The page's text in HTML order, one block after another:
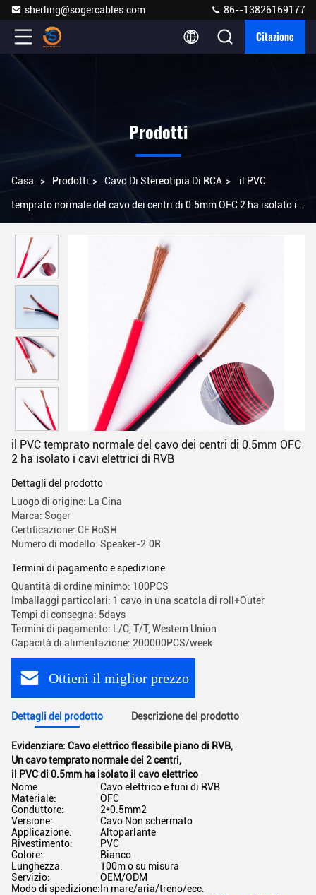
sherling@sogercables.com 86--13826169177
Citazione
Prodotti
Casa. > Prodotti > Cavo Di Stereotipia Di RCA > il PVC
temprato normale del cavo dei centri di 0.5mm OFC 2 ha isolato i
il PVC temprato normale del cavo dei centri di 0.5mm OFC
2 ha isolato i cavi elettrici di RVB
Dettagli del prodotto
Luogo di origine: La Cina
Marca: Soger
Certificazione: CE RoSH
Numero di modello: Speaker-2.0R
Termini di pagamento e spedizione
Quantità di ordine minimo: 100PCS
Imballaggi particolari: 1 cavo in una scatola di roll+Outer
Tempi di consegna: 5days
Termini di pagamento: L/C, T/T, Western Union
Capacità di alimentazione: 200000PCS/week
Ottieni il miglior prezzo
Dettagli del prodotto Descrizione del prodotto
Evidenziare: Cavo elettrico flessibile piano di RVB,
Un cavo temprato normale dei 2 centri,
il PVC di 0.5mm ha isolato il cavo elettrico
Nome:
Cavo elettrico e funi di RVB
Materiale:
OFC
Conduttore:
2*0.5mm2
Versione:
Cavo Non schermato
Applicazione:
Altoparlante
Rivestimento:
PVC
Colore:
Bianco
Lunghezza:
100m o su misura
Servizio:
OEM/ODM
Modo di spedizione: In mare/aria/treno/ecc.